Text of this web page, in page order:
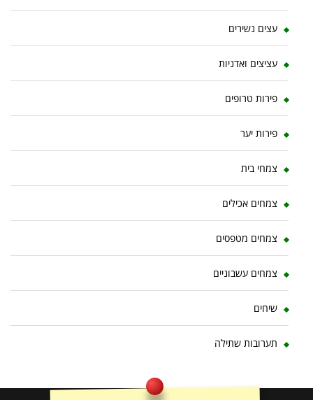
עצים נשירים
עציצים ואדניות
פירות טרופים
פירות יער
צמחי בית
צמחים אכילים
צמחים מטפסים
צמחים עשבוניים
שיחים
תערובות שתילה